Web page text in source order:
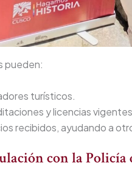
pueden:
turísticos.
y licencias
recibidos, ayudando a
con la